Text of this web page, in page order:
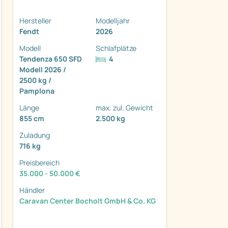
Hersteller
Fendt
Modelljahr
2026
Modell
Tendenza 650 SFD
Modell 2026 /
2500 kg /
Pamplona
Schlafplätze
4
Länge
855 cm
max. zul. Gewicht
2.500 kg
Zuladung
716 kg
Preisbereich
35.000 - 50.000 €
Händler
Caravan Center Bocholt GmbH & Co. KG